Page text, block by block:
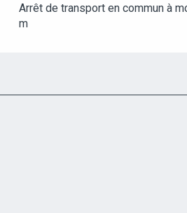
Arrêt de transport en commun à
m